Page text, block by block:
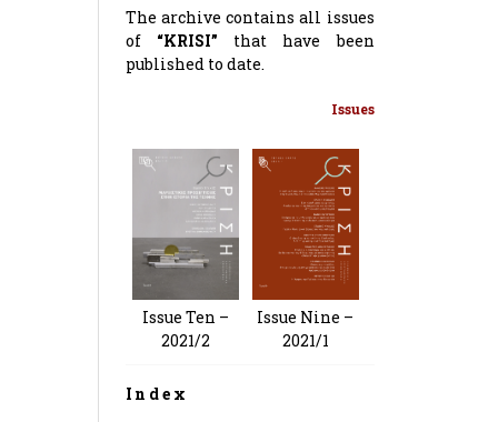
The archive contains all issues
of “KRISI” that have been
published to date.
Issues
Issue Ten –
2021/2
Issue Nine –
2021/1
Index